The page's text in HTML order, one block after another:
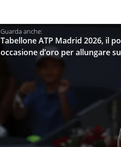
Tabellone ATP Madrid 2026, il
occasione d’oro per allungare